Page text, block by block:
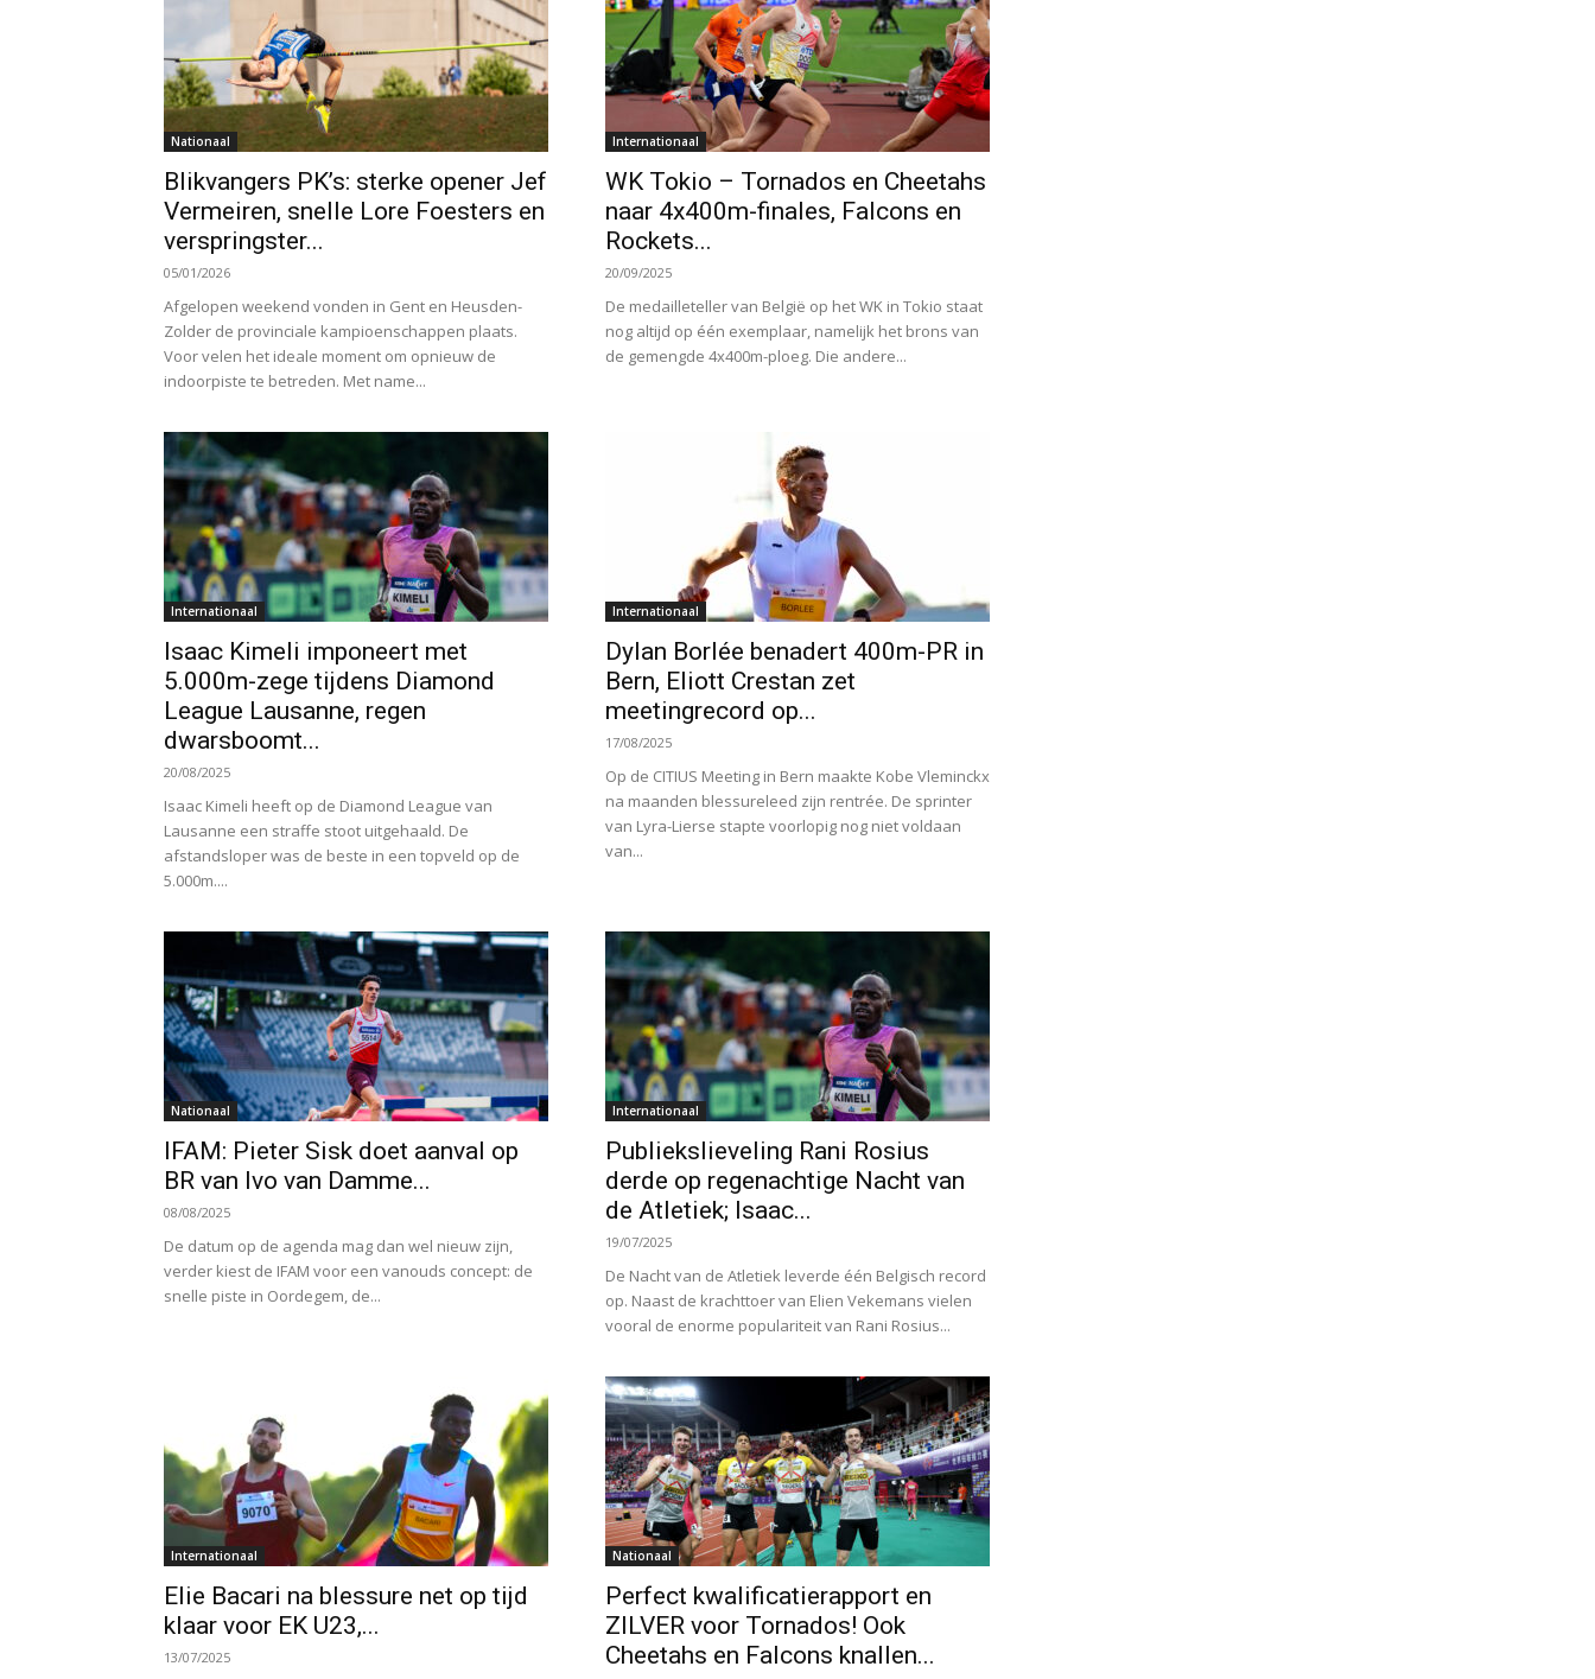
Nationaal
Blikvangers PK’s: sterke opener Jef
Vermeiren, snelle Lore Foesters en
verspringster...
05/01/2026
Afgelopen weekend vonden in Gent en Heusden-
Zolder de provinciale kampioenschappen plaats.
Voor velen het ideale moment om opnieuw de
indoorpiste te betreden. Met name...
Internationaal
WK Tokio – Tornados en Cheetahs
naar 4x400m-finales, Falcons en
Rockets...
20/09/2025
De medailleteller van België op het WK in Tokio staat
nog altijd op één exemplaar, namelijk het brons van
de gemengde 4x400m-ploeg. Die andere...
Internationaal
Isaac Kimeli imponeert met
5.000m-zege tijdens Diamond
League Lausanne, regen
dwarsboomt...
20/08/2025
Isaac Kimeli heeft op de Diamond League van
Lausanne een straffe stoot uitgehaald. De
afstandsloper was de beste in een topveld op de
5.000m....
Internationaal
Dylan Borlée benadert 400m-PR in
Bern, Eliott Crestan zet
meetingrecord op...
17/08/2025
Op de CITIUS Meeting in Bern maakte Kobe Vleminckx
na maanden blessureleed zijn rentrée. De sprinter
van Lyra-Lierse stapte voorlopig nog niet voldaan
van...
Nationaal
IFAM: Pieter Sisk doet aanval op
BR van Ivo van Damme...
08/08/2025
De datum op de agenda mag dan wel nieuw zijn,
verder kiest de IFAM voor een vanouds concept: de
snelle piste in Oordegem, de...
Internationaal
Publiekslieveling Rani Rosius
derde op regenachtige Nacht van
de Atletiek; Isaac...
19/07/2025
De Nacht van de Atletiek leverde één Belgisch record
op. Naast de krachttoer van Elien Vekemans vielen
vooral de enorme populariteit van Rani Rosius...
Internationaal
Elie Bacari na blessure net op tijd
klaar voor EK U23,...
13/07/2025
Nationaal
Perfect kwalificatierapport en
ZILVER voor Tornados! Ook
Cheetahs en Falcons knallen...